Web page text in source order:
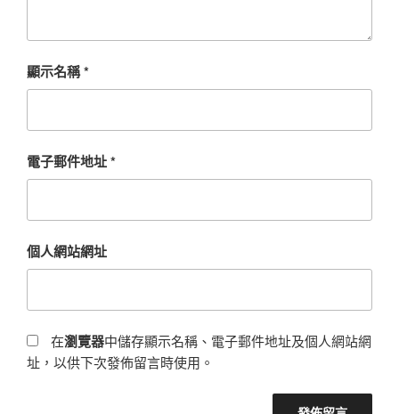
顯示名稱*
電子郵件地址*
個人網站網址
在瀏覽器中儲存顯示名稱、電子郵件地址及個人網站網
址，以供下次發佈留言時使用。